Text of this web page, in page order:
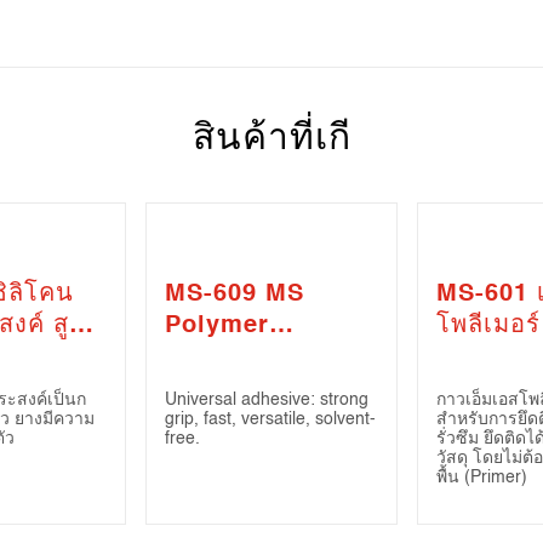
สินค้าที่เกี
ลิโคน
งค์ สูตร
ะสงค์เป็นก
ยางมีความ
ว
MS-609 MS
Polymer
Sealant – X’Grip
Universal adhesive: strong
grip, fast, versatile, solvent-
free.
MS-601
โพลีเมอ
MS
Sealant)
กาวเอ็มเอสโ
สำหรับการยึ
รั่วซึม ยึดติดไ
วัสดุ โดยไม่ต้
พื้น (Primer)